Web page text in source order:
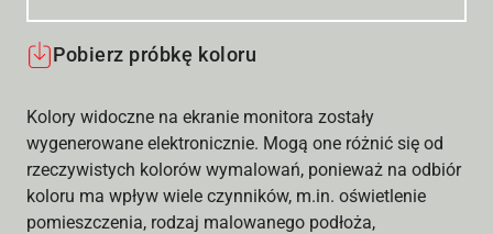
Pobierz próbkę koloru
Kolory widoczne na ekranie monitora zostały
wygenerowane elektronicznie. Mogą one różnić się od
rzeczywistych kolorów wymalowań, ponieważ na odbiór
koloru ma wpływ wiele czynników, m.in. oświetlenie
pomieszczenia, rodzaj malowanego podłoża,